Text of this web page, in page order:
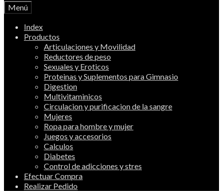
Menú
Index
Productos
Articulaciones y Movilidad
Reductores de peso
Sexuales y Eroticos
Proteinas y Suplementos para Gimnasio
Digestion
Multivitaminicos
Circulacion y purificacion de la sangre
Mujeres
Ropa para hombre y mujer
Juegos y accesorios
Calculos
Diabetes
Control de adicciones y stres
Efectuar Compra
Realizar Pedido